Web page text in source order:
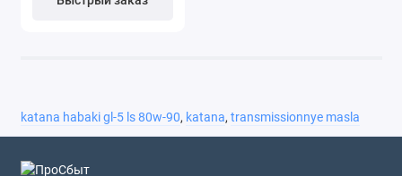
katana habaki gl-5 ls 80w-90, katana, transmissionnye masla